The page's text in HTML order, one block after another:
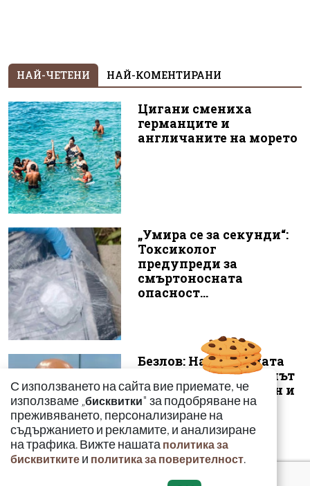
НАЙ-ЧЕТЕНИ НАЙ-КОМЕНТИРАНИ
Цигани смениха
германците и
англичаните на морето
„Умира се за секунди“:
Токсиколог
предупреди за
смъртоносната
опасност...
Безлов: Най-голямата
опасност е фентанилът
да се смесва с кокаин и
„би...
С използването на сайта вие приемате, че
използваме „бисквитки" за подобряване на
преживяването, персонализиране на
съдържанието и рекламите, и анализиране
на трафика. Вижте нашата политика за
бисквитките и политика за поверителност.